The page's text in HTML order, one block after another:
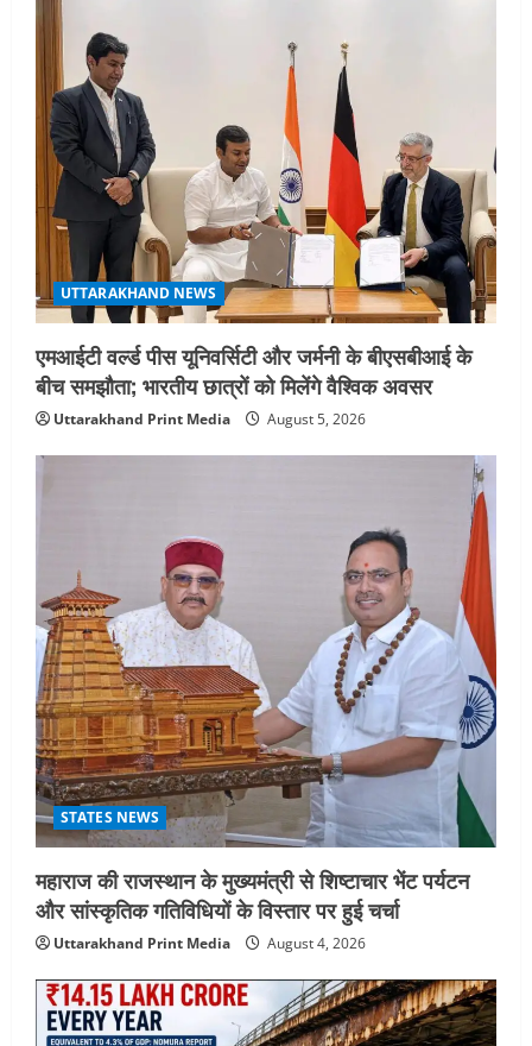
August 3, 2026
5
UTTARAKHAND NEWS
अल्पसंख्यक समाज के उत्थान के लिए सरकार
पूरी तरह प्रतिबद्ध, योजनाओं का लाभ बिना
किसी भेदभाव के अंतिम व्यक्ति तक पहुंचेगा:
मुख्यमंत्री धामी
August 2, 2026
UTTARAKHAND NEWS
एमआईटी वर्ल्ड पीस यूनिवर्सिटी और जर्मनी के बीएसबीआई के
बीच समझौता; भारतीय छात्रों को मिलेंगे वैश्विक अवसर
Uttarakhand Print Media August 5, 2026
STATES NEWS
महाराज की राजस्थान के मुख्यमंत्री से शिष्टाचार भेंट पर्यटन
और सांस्कृतिक गतिविधियों के विस्तार पर हुई चर्चा
Uttarakhand Print Media August 4, 2026